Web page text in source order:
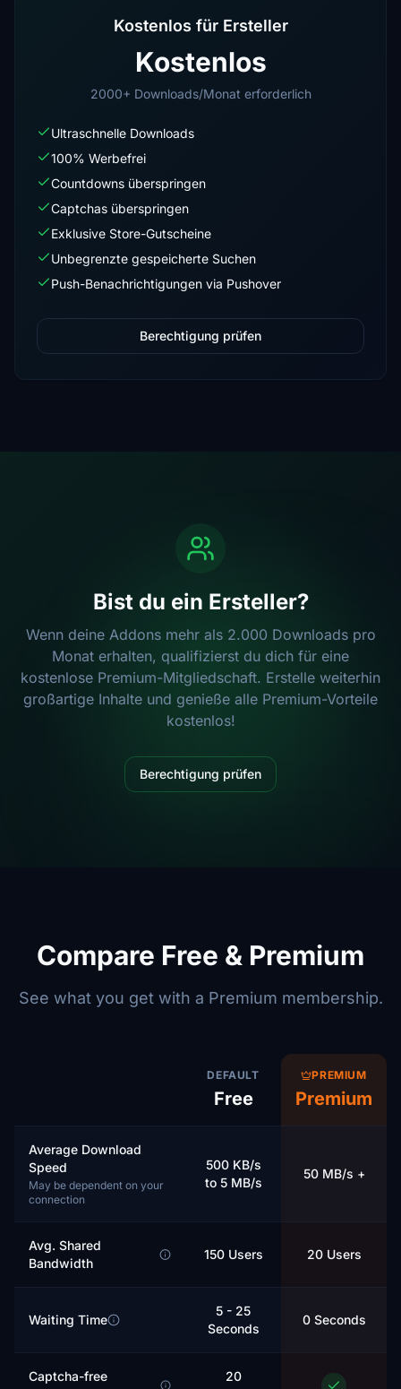
Kostenlos für Ersteller
Kostenlos
2000+ Downloads/Monat erforderlich
Ultraschnelle Downloads
100% Werbefrei
Countdowns überspringen
Captchas überspringen
Exklusive Store-Gutscheine
Unbegrenzte gespeicherte Suchen
Push-Benachrichtigungen via Pushover
Berechtigung prüfen
Bist du ein Ersteller?
Wenn deine Addons mehr als 2.000 Downloads pro
Monat erhalten, qualifizierst du dich für eine
kostenlose Premium-Mitgliedschaft. Erstelle weiterhin
großartige Inhalte und genieße alle Premium-Vorteile
kostenlos!
Berechtigung prüfen
Compare Free & Premium
See what you get with a Premium membership.
DEFAULT
Free
PREMIUM
Premium
Average Download
Speed
May be dependent on your
connection
500 KB/s
to 5 MB/s
50 MB/s +
Avg. Shared
Bandwidth
150 Users 20 Users
Waiting Time
5 - 25
Seconds
0 Seconds
Captcha-free
20